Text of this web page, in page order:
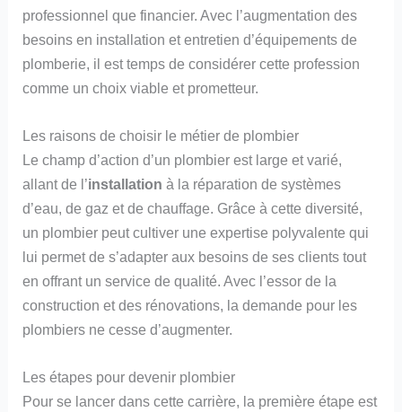
professionnel que financier. Avec l’augmentation des
besoins en installation et entretien d’équipements de
plomberie, il est temps de considérer cette profession
comme un choix viable et prometteur.
Les raisons de choisir le métier de plombier
Le champ d’action d’un plombier est large et varié,
allant de l’installation à la réparation de systèmes
d’eau, de gaz et de chauffage. Grâce à cette diversité,
un plombier peut cultiver une expertise polyvalente qui
lui permet de s’adapter aux besoins de ses clients tout
en offrant un service de qualité. Avec l’essor de la
construction et des rénovations, la demande pour les
plombiers ne cesse d’augmenter.
Les étapes pour devenir plombier
Pour se lancer dans cette carrière, la première étape est